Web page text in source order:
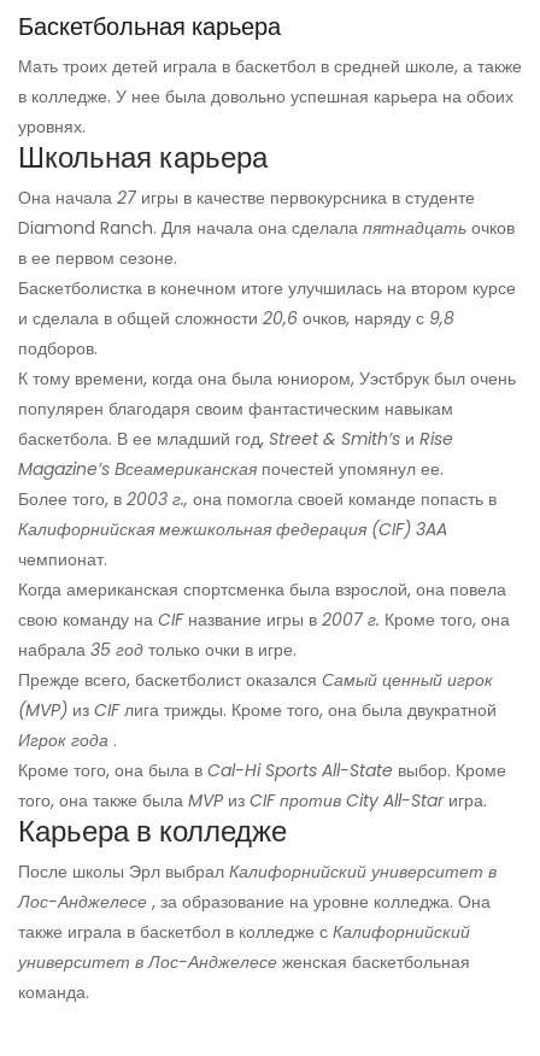
Баскетбольная карьера
Мать троих детей играла в баскетбол в средней школе, а также
в колледже. У нее была довольно успешная карьера на обоих
уровнях.
Школьная карьера
Она начала 27 игры в качестве первокурсника в студенте
Diamond Ranch. Для начала она сделала пятнадцать очков
в ее первом сезоне.
Баскетболистка в конечном итоге улучшилась на втором курсе
и сделала в общей сложности 20,6 очков, наряду с 9,8
подборов.
К тому времени, когда она была юниором, Уэстбрук был очень
популярен благодаря своим фантастическим навыкам
баскетбола. В ее младший год, Street & Smith’s и Rise
Magazine’s Всеамериканская почестей упомянул ее.
Более того, в 2003 г., она помогла своей команде попасть в
Калифорнийская межшкольная федерация (CIF) 3AA
чемпионат.
Когда американская спортсменка была взрослой, она повела
свою команду на CIFназвание игры в 2007 г. Кроме того, она
набрала 35 год только очки в игре.
Прежде всего, баскетболист оказался Самый ценный игрок
(MVP) из CIFлига трижды. Кроме того, она была двукратной
Игрок года .
Кроме того, она была в Cal-Hi Sports All-State выбор. Кроме
того, она также была MVP из CIF против City All-Starигра.
Карьера в колледже
После школы Эрл выбрал Калифорнийский университет в
Лос-Анджелесе , за образование на уровне колледжа. Она
также играла в баскетбол в колледже с Калифорнийский
университет в Лос-Анджелесе женская баскетбольная
команда.